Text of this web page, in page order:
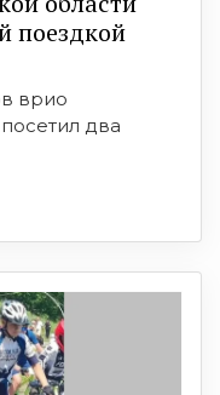
поездкой
врио
два